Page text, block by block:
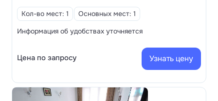
Кол-во мест: 1
Основных мест: 1
Информация об удобствах уточняется
Цена по запросу Узнать цену